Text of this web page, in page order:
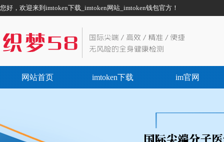
您好，欢迎来到imtoken下载_imtoken网站_imtoken钱包官方！
网站首页 imtoken下载 im官网